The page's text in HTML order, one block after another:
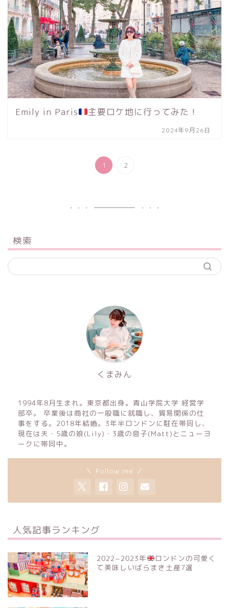
Emily in Paris 主要ロケ地に行ってみた！
2024年9月26日
1 2
検索
くまみん
1994年8月生まれ。東京都出身。青山学院大学 経営学
部卒。 卒業後は商社の一般職に就職し、貿易関係の仕
事をする。2018年結婚。3年半ロンドンに駐在帯同し、
現在は夫・5歳の娘(Lily)・3歳の息子(Matt)とニューヨ
ークに帯同中。
＼ Follow me ／
人気記事ランキング
1 2022−2023年
ロンドンの可愛く
て美味しいばらまき土産7選